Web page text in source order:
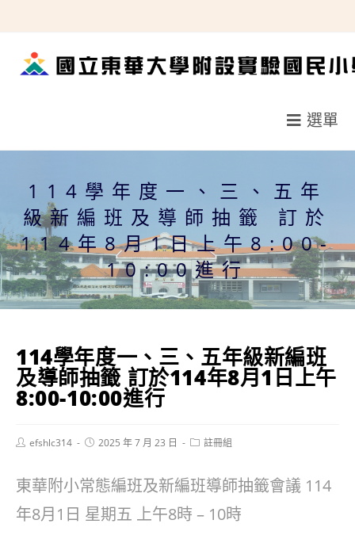
轉
選單
114學年度一、三、五年
級新編班及導師抽籤 訂於
114年8月1日上午8:00-
10:00進行
114學年度一、三、五年級新編班
及導師抽籤 訂於114年8月1日上午
8:00-10:00進行
Postefshlc314
Post2025 年 7 月 23 日
Post註冊組
東華附小常態編班及新編班導師抽籤會議 114
年8月1日 星期五 上午8時 – 10時